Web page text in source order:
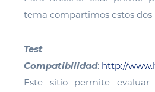
tema compartimos estos dos
Compatibilidad: http://
Este sitio permite